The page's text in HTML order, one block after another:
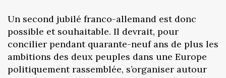
Un second jubilé franco-allemand est donc
possible et souhaitable. Il devrait, pour
concilier pendant quarante-neuf ans de plus les
ambitions des deux peuples dans une Europe
politiquement rassemblée, s’organiser autour